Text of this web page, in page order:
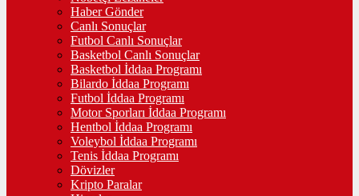
Haber Gönder
Canlı Sonuçlar
Futbol Canlı Sonuçlar
Basketbol Canlı Sonuçlar
Basketbol İddaa Programı
Bilardo İddaa Programı
Futbol İddaa Programı
Motor Sporları İddaa Programı
Hentbol İddaa Programı
Voleybol İddaa Programı
Tenis İddaa Programı
Dövizler
Kripto Paralar